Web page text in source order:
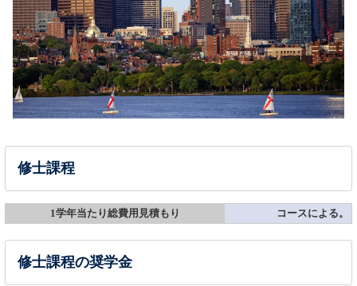
修士課程
1学年当たり総費用見積もり コースによる。
修士課程の奨学金